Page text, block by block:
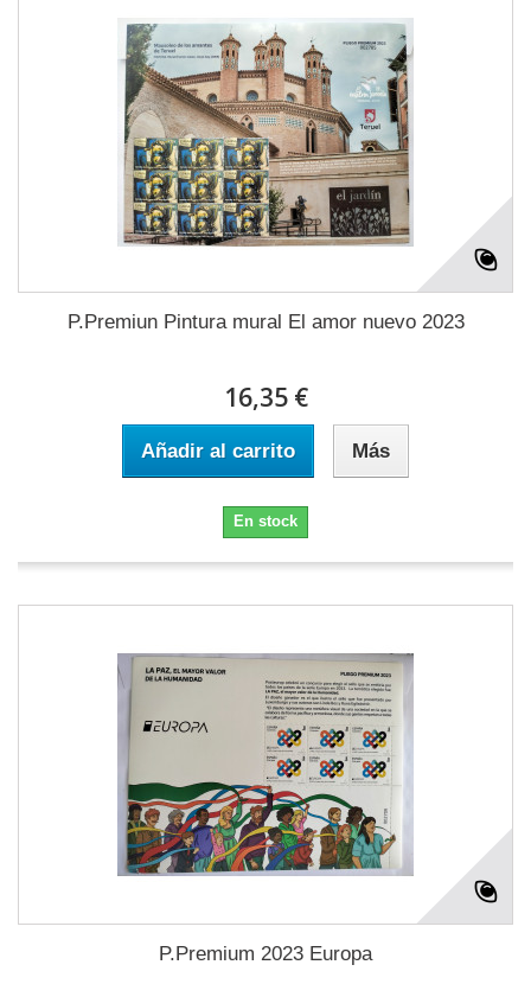
P.Premiun Pintura mural El amor nuevo 2023
16,35 €
Añadir al carrito Más
En stock
P.Premium 2023 Europa